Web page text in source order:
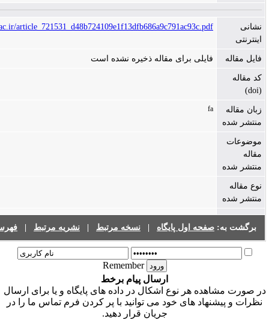
https://jis.yu.ac.ir/article_721531_d48b724109e1f13dfb686a9c791ac93c.pdf
فایلی برای مقاله ذخیره نشده است
fa
صفحه اول پایگاه| نسخه مرتبط |نشریه مرتبط | فهرست نشریات
Remember
ارسال پیام برخط
هر نوع اشکال در داده های پایگاه و یا برای ارسال
های خود می توانید با پر کردن فرم تماس ما را در
جریان قرار دهید.